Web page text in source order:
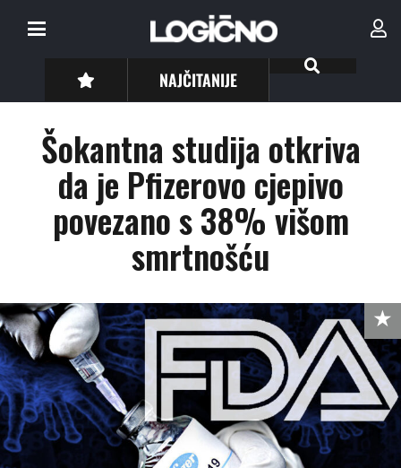
NAJČITANIJE
Šokantna studija otkriva
da je Pfizerovo cjepivo
povezano s 38% višom
smrtnošću